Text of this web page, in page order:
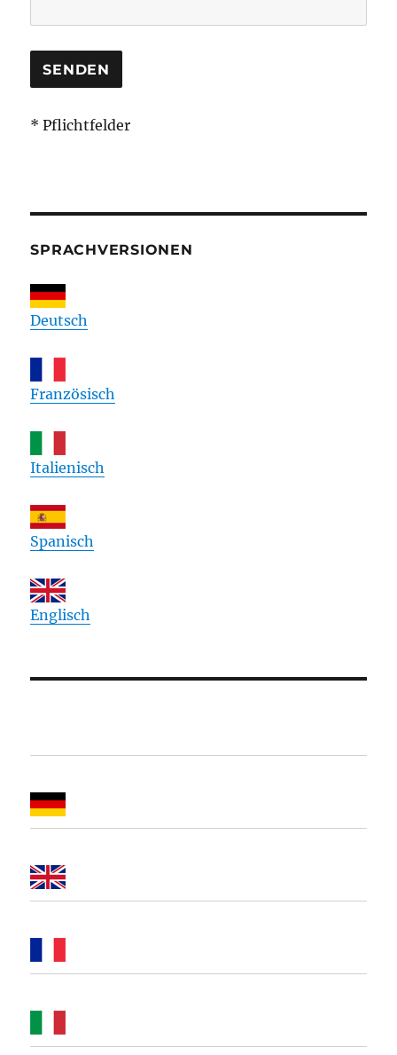
* Pflichtfelder
SPRACHVERSIONEN
Deutsch
Französisch
Italienisch
Spanisch
Englisch